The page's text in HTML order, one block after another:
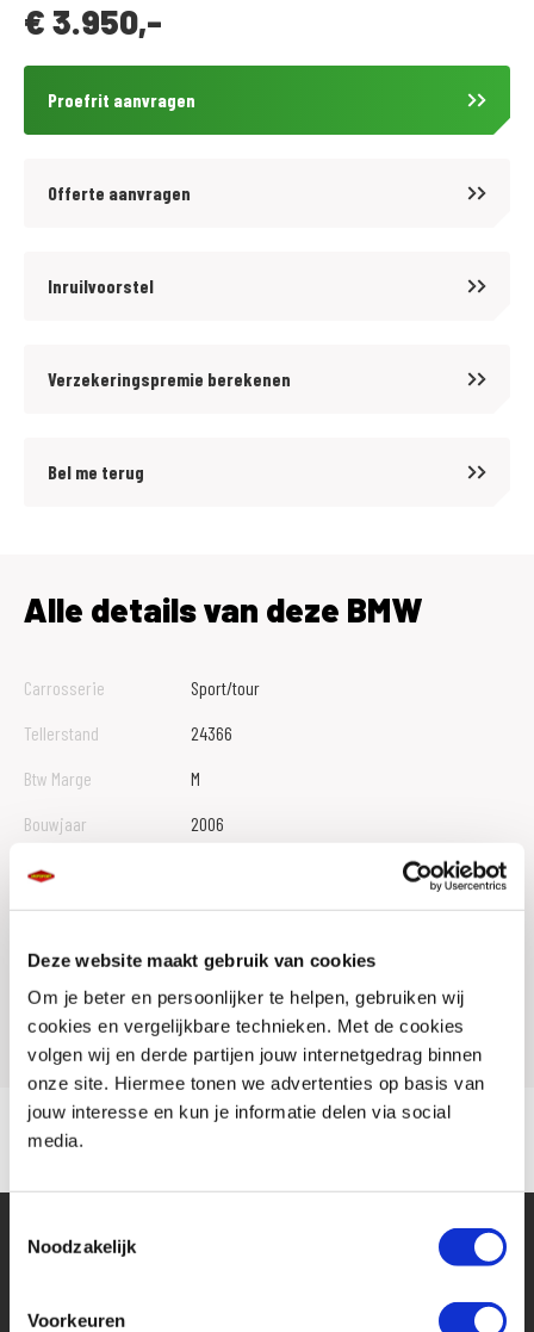
Deze website maakt gebruik van cookies
Om je beter en persoonlijker te helpen, gebruiken wij
cookies en vergelijkbare technieken. Met de cookies
volgen wij en derde partijen jouw internetgedrag binnen
onze site. Hiermee tonen we advertenties op basis van
jouw interesse en kun je informatie delen via social
media.
Noodzakelijk
Voorkeuren
€ 3.950,-
Proefrit aanvragen
Offerte aanvragen
Inruilvoorstel
Verzekeringspremie berekenen
Bel me terug
Alle details van deze BMW
Carrosserie
Sport/tour
Tellerstand
24366
Btw Marge
M
Bouwjaar
2006
Vestiging
Conditie
Occasion
Rijbewijs type
A
Model
F 800 S